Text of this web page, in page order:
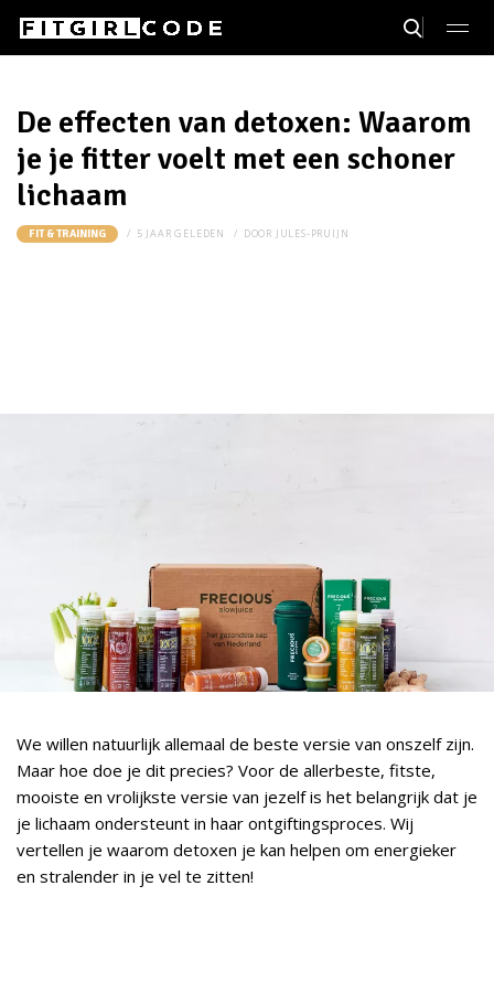
De effecten van detoxen: Waarom
je je fitter voelt met een schoner
lichaam
FIT & TRAINING 5 JAAR GELEDEN DOOR JULES-PRUIJN
We willen natuurlijk allemaal de beste versie van onszelf zijn.
Maar hoe doe je dit precies? Voor de allerbeste, fitste,
mooiste en vrolijkste versie van jezelf is het belangrijk dat je
je lichaam ondersteunt in haar ontgiftingsproces. Wij
vertellen je waarom detoxen je kan helpen om energieker
en stralender in je vel te zitten!